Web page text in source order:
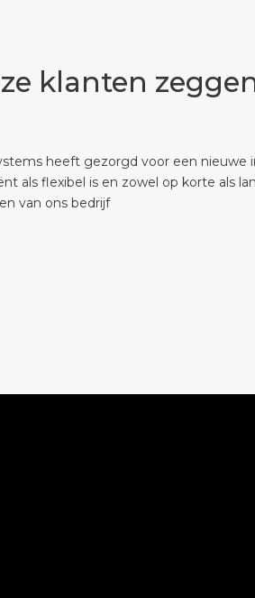
klanten
heeft gezorgd voor een nieuwe
als flexibel is en zowel op korte als
van ons bedrijf